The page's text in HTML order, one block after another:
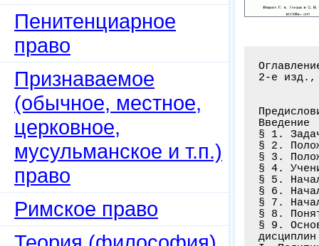
Пенитенциарное
право
Признаваемое
(обычное, местное,
церковное,
мусульманское и т.п.)
право
Римское право
2-е
Введение
§ 1.
§ 2.
§ 3.
§ 4.
§ 5.
§ 6.
§ 7.
§ 8.
§ 9.